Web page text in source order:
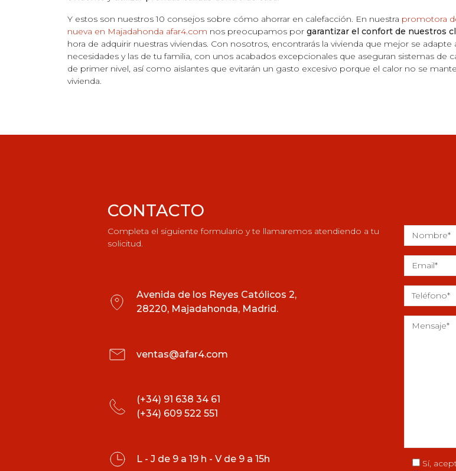
Y estos son nuestros 10 consejos sobre cómo ahorrar en calefacción. En nuestra promotora
nueva en Majadahonda afar4.com nos preocupamos por garantizar el confort de nuestros
hora de adquirir nuestras viviendas. Con nosotros, encontrarás la vivienda que mejor se adapte
necesidades y las de tu familia, con unos acabados excepcionales que aseguran sistemas de
de primer nivel, así como aislantes que evitarán un gasto excesivo porque el calor no se
vivienda.
CONTACTO
Completa el siguiente formulario y te llamaremos atendiendo a tu
solicitud.
Avenida de los Reyes Católicos 2,
28220, Majadahonda, Madrid.
ventas@afar4.com
(+34) 91 638 34 61
(+34) 609 522 551
L - J de 9 a 19 h - V de 9 a 15h Sí,